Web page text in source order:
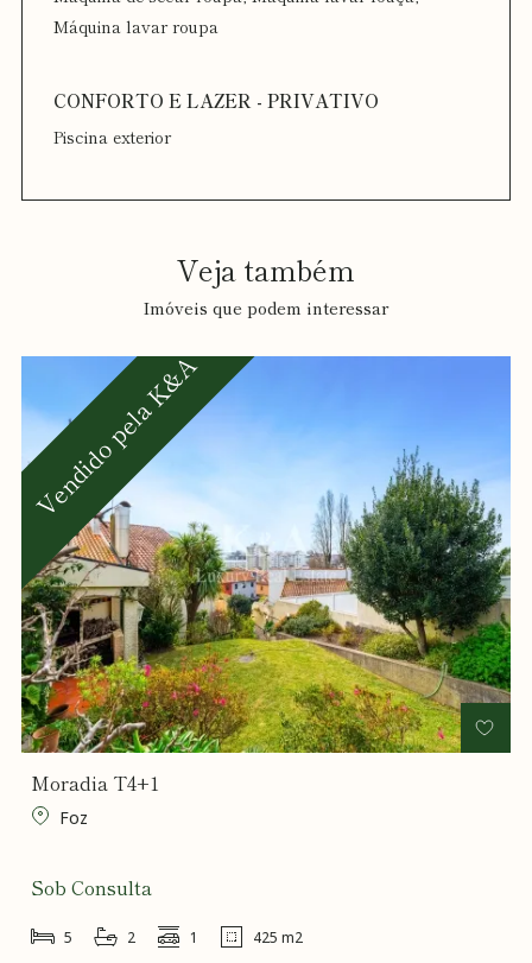
Máquina lavar roupa
Piscina exterior
Veja também
Imóveis que podem interessar
Vendido pela K&A
Moradia T4+1
Foz
Sob Consulta
5 2 1 425 m2